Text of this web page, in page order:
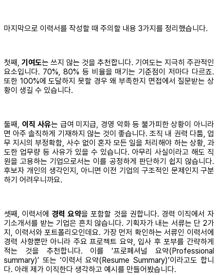
마지막으로 이력서를 작성할 때 주의할 내용 3가지를 정리했습니다.
첫째, 기여도는 쓰지 않는 것을 추천합니다. 기여도는 지극히 주관적인
요소입니다. 70%, 80% 등 비율을 매기는 기준점이 저마다 다르죠.
또한 100%에 도달하지 못할 경우 왜 부족한지 면접에서 질문받는 상
황이 생길 수 있습니다.
둘째, 이직 사유는 급여 미지급, 경영 악화 등 불가피한 상황이 아니라
면 아주 솔직하게 기재하지 않는 것이 좋습니다. 조직 내 권력 다툼, 업
무 지시의 부정확함, 사수 없이 혼자 모든 일을 처리해야 하는 상황, 과
도한 업무량 등 사유가 있을 수 있습니다. 아무리 사실이라고 해도 직
원을 고용하는 기업으로서는 이를 공정하게 판단하기 쉽지 않습니다.
후보자 개인의 생각인지, 아니면 이전 기업의 구조적인 문제인지 구분
하기 어려우니까요.
셋째, 이력서에경력 요약을 포함할 것을 권합니다. 경력 이직에서 자
기소개서를 받는 기업은 흔치 않습니다. 기획자가 내는 서류는 단 2가
지, 이력서와 포트폴리오인데요. 가장 먼저 확인하는 서류인 이력서에
경력 사항뿐만 아니라 주요 프로젝트 요약, 입사 후 포부를 간략하게
적는 것을 추천합니다. 이를 ‘프로페셔널 요약(Professional
summary)’ 또는 ‘이력서 요약(Resume Summary)’이라고도 합니
다. 아래 제가 이직한다 생각하고 예시를 만들어봤습니다.